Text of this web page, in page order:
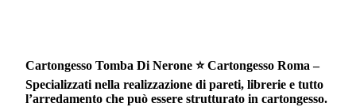
Cartongesso Tomba Di Nerone ⭐ Cartongesso Roma –
Specializzati nella realizzazione di pareti, librerie e tutto
l’arredamento che può essere strutturato in cartongesso.